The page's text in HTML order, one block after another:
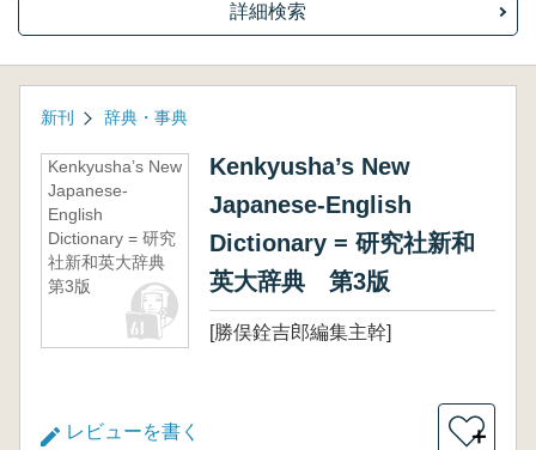
詳細検索
新刊 辞典・事典
Kenkyusha’s New
Japanese-
English
Dictionary = 研究
社新和英大辞典
第3版
Kenkyusha’s New
Japanese-English
Dictionary = 研究社新和
英大辞典 第3版
[勝俣銓吉郎編集主幹]
レビューを書く ＋